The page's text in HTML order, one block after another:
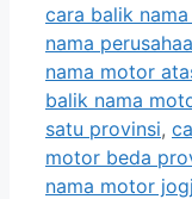
cara balik
nama
nama motor
balik nama
satu provinsi,
motor beda
nama motor